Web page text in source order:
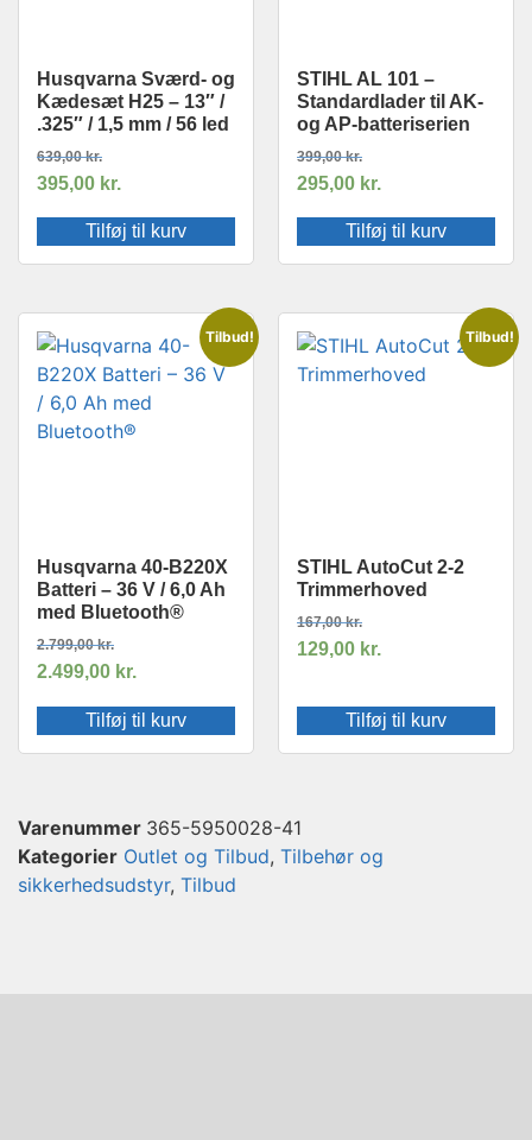
Husqvarna Sværd- og
Kædesæt H25 – 13″ /
.325″ / 1,5 mm / 56 led
639,00kr.
395,00 kr.
Tilføj til kurv
STIHL AL 101 –
Standardlader til AK-
og AP-batteriserien
399,00kr.
295,00 kr.
Tilføj til kurv
Tilbud!
Husqvarna 40-B220X
Batteri – 36 V / 6,0 Ah
med Bluetooth®
2.799,00kr.
2.499,00 kr.
Tilføj til kurv
Tilbud!
STIHL AutoCut 2-2
Trimmerhoved
167,00kr.
129,00 kr.
Tilføj til kurv
Varenummer 365-5950028-41
Kategorier Outlet og Tilbud, Tilbehør og
sikkerhedsudstyr, Tilbud